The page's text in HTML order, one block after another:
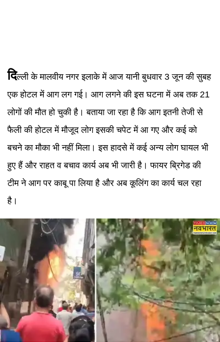
दिल्ली के मालवीय नगर इलाके में आज यानी बुधवार 3 जून की सुबह
एक होटल में आग लग गई। आग लगने की इस घटना में अब तक 21
लोगों की मौत हो चुकी है। बताया जा रहा है कि आग इतनी तेजी से
फैली की होटल में मौजूद लोग इसकी चपेट में आ गए और कई को
बचने का मौका भी नहीं मिला। इस हादसे में कई अन्य लोग घायल भी
हुए हैं और राहत व बचाव कार्य अब भी जारी है। फायर ब्रिगेड की
टीम ने आग पर काबू पा लिया है और अब कूलिंग का कार्य चल रहा
है।